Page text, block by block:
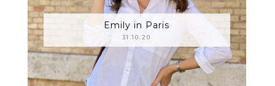
Emily in Paris
31.10.20